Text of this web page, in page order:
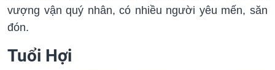
vượng vận quý nhân, có nhiều người yêu mến, săn
đón.
Tuổi Hợi